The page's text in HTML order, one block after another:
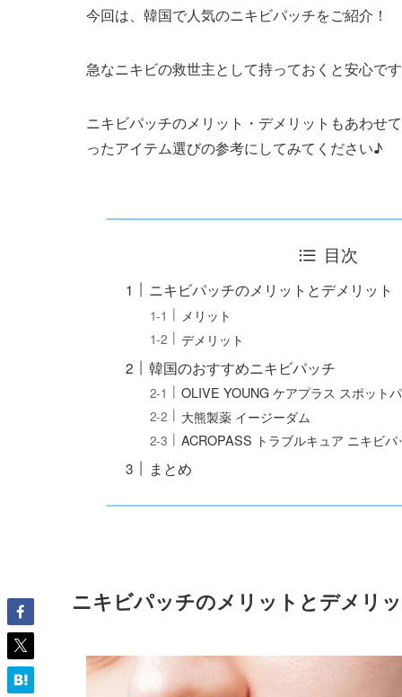
今回は、韓国で人気のニキビパッチをご紹介！
急なニキビの救世主として持っておくと安心で
ニキビパッチのメリット・デメリットもあわせ
ったアイテム選びの参考にしてみてください♪
目次
ニキビパッチのメリットとデメリット
メリット
デメリット
韓国のおすすめニキビパッチ
OLIVE YOUNG ケアプラス スポット
大熊製薬 イージーダム
ACROPASS トラブルキュア ニキビパ
まとめ
ニキビパッチのメリットとデメリ